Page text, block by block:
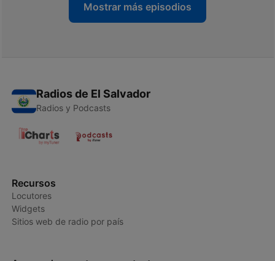
Mostrar más episodios
Radios de El Salvador
Radios y Podcasts
Recursos
Locutores
Widgets
Sitios web de radio por país